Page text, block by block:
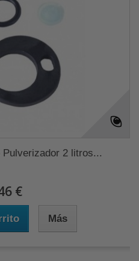
2 litros...
€
Más